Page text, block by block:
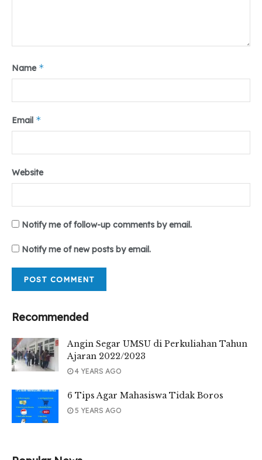
Name *
Email *
Website
Notify me of follow-up comments by email.
Notify me of new posts by email.
Recommended
Angin Segar UMSU di Perkuliahan Tahun
Ajaran 2022/2023
4 YEARS AGO
6 Tips Agar Mahasiswa Tidak Boros
5 YEARS AGO